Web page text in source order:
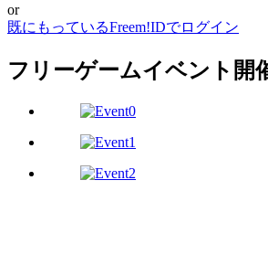
or
既にもっているFreem!IDでログイン
フリーゲームイベント開